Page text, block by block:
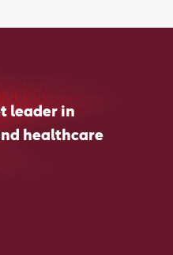
leader in
healthcare